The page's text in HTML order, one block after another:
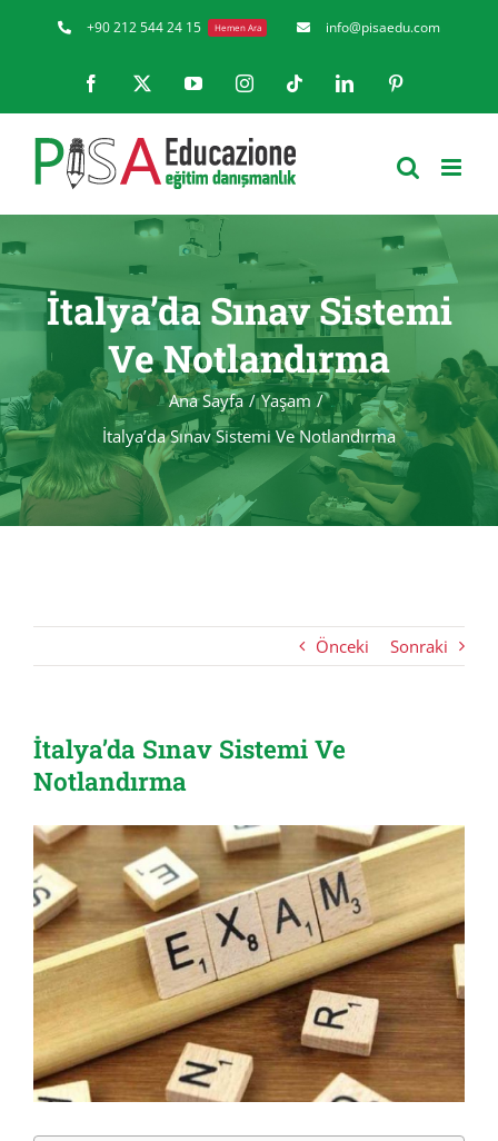
+90 212 544 24 15 Hemen Ara info@pisaedu.com
Facebook YouTubeInstagramTiktok LinkedIn
İtalya’da Sınav Sistemi
Ve Notlandırma
Ana Sayfa
Yaşam
İtalya’da Sınav Sistemi Ve Notlandırma
Önceki Sonraki
İtalya’da Sınav Sistemi Ve
Notlandırma
View
Larger
Image